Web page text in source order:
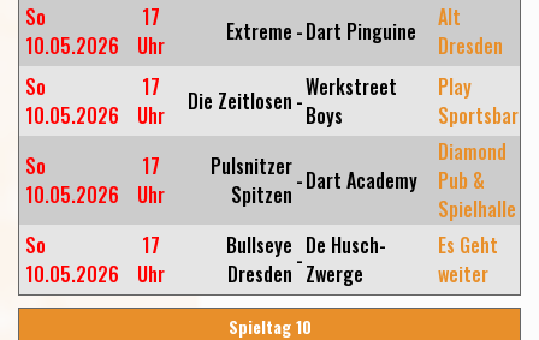
So
10.05.2026
17
Uhr
Extreme -Dart Pinguine
Alt
Dresden
So
10.05.2026
17
Uhr
Die Zeitlosen -Werkstreet
Boys
Play
Sportsbar
So
10.05.2026
17
Uhr
Pulsnitzer
Spitzen -Dart Academy
Diamond
Pub &
Spielhalle
So
10.05.2026
17
Uhr
Bullseye
Dresden -De Husch-
Zwerge
Es Geht
weiter
Spieltag 10